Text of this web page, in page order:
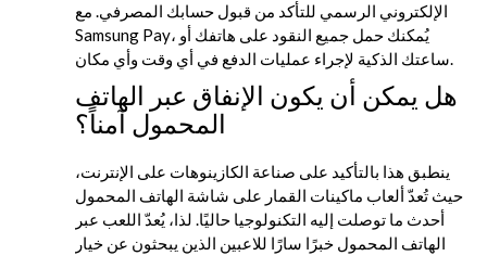
الإلكتروني الرسمي للتأكد من قبول حسابك المصرفي. مع
Samsung Pay، يُمكنك حمل جميع النقود على هاتفك أو
ساعتك الذكية لإجراء عمليات الدفع في أي وقت وأي مكان.
هل يمكن أن يكون الإنفاق عبر الهاتف
المحمول آمناً؟
ينطبق هذا بالتأكيد على صناعة الكازينوهات على الإنترنت،
حيث تُعدّ ألعاب ماكينات القمار على شاشة الهاتف المحمول
أحدث ما توصلت إليه التكنولوجيا حاليًا. لذا، يُعدّ اللعب عبر
الهاتف المحمول خبرًا سارًا للاعبين الذين يبحثون عن خيار